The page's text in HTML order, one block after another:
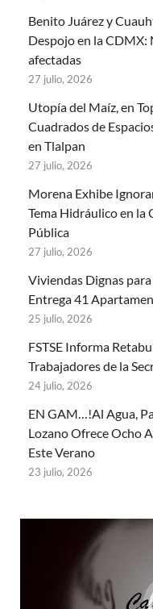
Benito Juárez y
Despojo en la CDMX:
afectadas
27 julio, 2026
Utopía del Maíz, en
Cuadrados de
en Tlalpan
27 julio, 2026
Morena Exhibe
Tema Hidráulico en la
Pública
27 julio, 2026
Viviendas Dignas
Entrega 41
25 julio, 2026
FSTSE Informa
Trabajadores de la
24 julio, 2026
EN GAM…!Al Agua,
Lozano Ofrece Ocho
Este Verano
23 julio, 2026